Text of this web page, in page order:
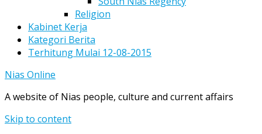
Religion
Kabinet Kerja
Kategori Berita
Terhitung Mulai 12-08-2015
Nias Online
A website of Nias people, culture and current affairs
Skip to content